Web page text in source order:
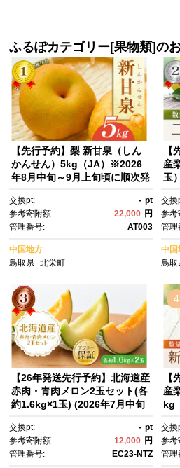
ふるぽカテゴリー[果物類]の
【先行予約】梨 新甘泉（しん
かんせん）5kg（JA）※2026
年8月中旬～9月上旬頃に順次発
ルーツ 果物 鳥取県 北栄町 おす
すめ 人気】
交換pt: - pt
参考寄附額:
22,000 円
管理番号:
AT003
中国地方
鳥取県
北栄町
産
玉
kg
行
気
約
交換
参考
管理
中国
鳥取
【26年発送先行予約】北海道産
赤肉・青肉メロン2玉セット(各
約1.6kg×1玉) (2026年7月中旬
肉 赤肉メロン 青肉 レッドメロ
ン グリーンメロン めろん mer
on melon 国産 デザート 産地
交換pt: - pt
参考寄附額:
12,000 円
管理番号:
EC23-NTZ
4
産
kg
g
新
約
交換
参考
管理